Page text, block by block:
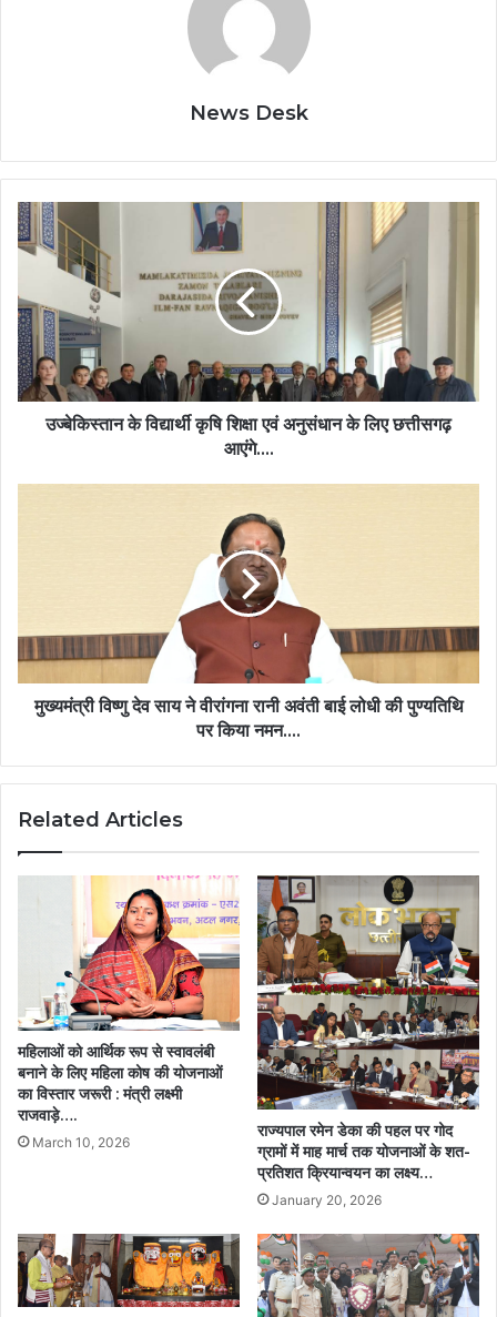
News Desk
उज्बेकिस्तान
के
विद्यार्थी
शिक्षा
एवं
अनुसंधान
के
लिए
छत्तीसगढ़उज्बेकिस्तान के विद्यार्थी कृषि शिक्षा एवं अनुसंधान के लिए छत्तीसगढ़
आएंगे….
रानी
अवंती
बाई
लोधी
नमन….
मुख्यमंत्री विष्णु देव साय ने वीरांगना रानी अवंती बाई लोधी की पुण्यतिथि
पर किया नमन….
Related Articles
महिलाओं को आर्थिक रूप से स्वावलंबी
बनाने के लिए महिला कोष की योजनाओं
का विस्तार जरूरी : मंत्री लक्ष्मी
राजवाड़े….
March 10, 2026
राज्यपाल रमेन डेका की पहल पर गोद
ग्रामों में माह मार्च तक योजनाओं के शत-
प्रतिशत क्रियान्वयन का लक्ष्य…
January 20, 2026